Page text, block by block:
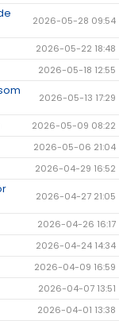
2026-05-28 09:54
2026-05-22 18:48
2026-05-18 12:55
2026-05-13 17:29
2026-05-09 08:22
2026-05-06 21:04
2026-04-29 16:52
2026-04-27 21:05
2026-04-26 16:17
2026-04-24 14:34
2026-04-09 16:59
2026-04-07 13:51
2026-04-01 13:38